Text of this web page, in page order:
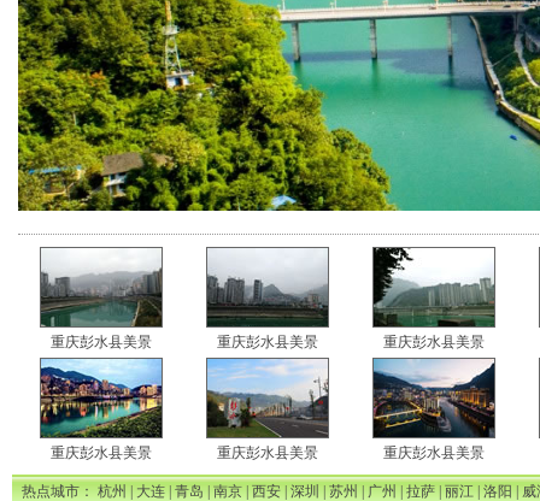
重庆彭水县美景 重庆彭水县美景 重庆彭水县美景
重庆彭水县美景 重庆彭水县美景 重庆彭水县美景
热点城市：杭州|大连|青岛|南京|西安|深圳|苏州|广州|拉萨|丽江|洛阳|威